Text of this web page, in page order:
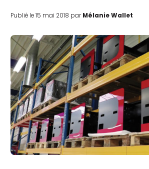
Publié le 15 mai 2018 parMélanie Wallet